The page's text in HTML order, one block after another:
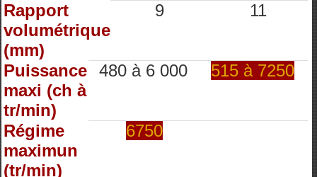
Rapport
volumétrique
(mm)
9 11
Puissance
maxi (ch à
tr/min)
480 à 6 000 515 à 7250
Régime
maximun
(tr/min)
6750